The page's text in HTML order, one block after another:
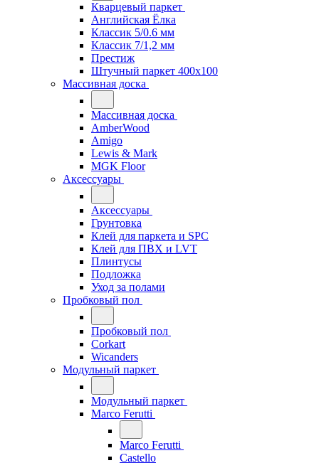
Кварцевый паркет
Английская Ёлка
Классик 5/0.6 мм
Классик 7/1,2 мм
Престиж
Штучный паркет 400x100
Массивная доска
Массивная доска
AmberWood
Amigo
Lewis & Mark
MGK Floor
Аксессуары
Аксессуары
Грунтовка
Клей для паркета и SPC
Клей для ПВХ и LVT
Плинтусы
Подложка
Уход за полами
Пробковый пол
Пробковый пол
Corkart
Wicanders
Модульный паркет
Модульный паркет
Marco Ferutti
Marco Ferutti
Castello